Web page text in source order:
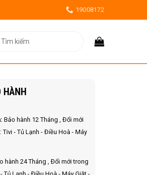
19008172
HÀNH
Bảo hành 12 Tháng , Đổi mới
- Tủ Lạnh - Điều Hoà - Máy
hành 24 Tháng , Đổi mới trong